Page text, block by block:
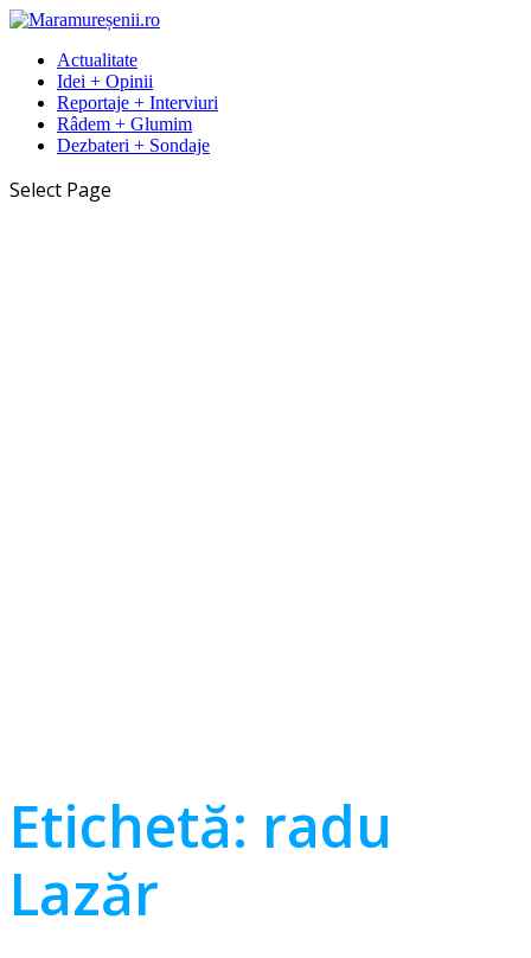
Actualitate
Idei + Opinii
Reportaje + Interviuri
Râdem + Glumim
Dezbateri + Sondaje
Select Page
Etichetă: radu
Lazăr